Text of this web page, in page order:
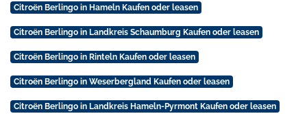
Citroën Berlingo in Hameln Kaufen oder leasen
Citroën Berlingo in Landkreis Schaumburg Kaufen oder leasen
Citroën Berlingo in Rinteln Kaufen oder leasen
Citroën Berlingo in Weserbergland Kaufen oder leasen
Citroën Berlingo in Landkreis Hameln-Pyrmont Kaufen oder leasen